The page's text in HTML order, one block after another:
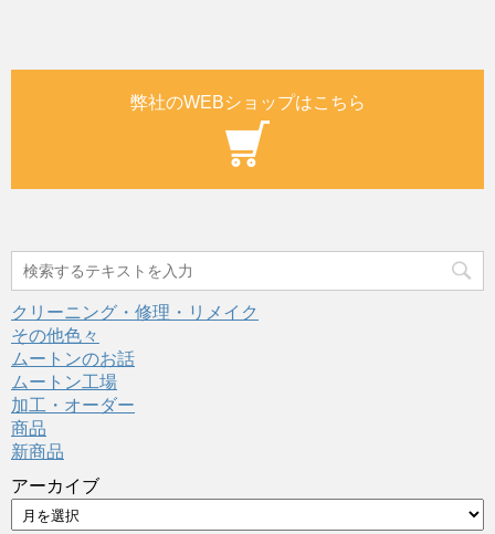
弊社のWEBショップはこちら
クリーニング・修理・リメイク
その他色々
ムートンのお話
ムートン工場
加工・オーダー
商品
新商品
アーカイブ